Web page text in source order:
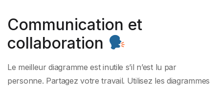
Communication et
collaboration
Le meilleur diagramme est inutile s’il n’est lu par
personne. Partagez votre travail. Utilisez les diagrammes